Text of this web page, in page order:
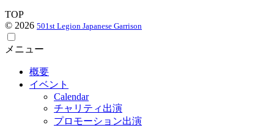
TOP
© 2026 501st Legion Japanese Garrison
メニュー
概要
イベント
Calendar
チャリティ出演
プロモーション出演